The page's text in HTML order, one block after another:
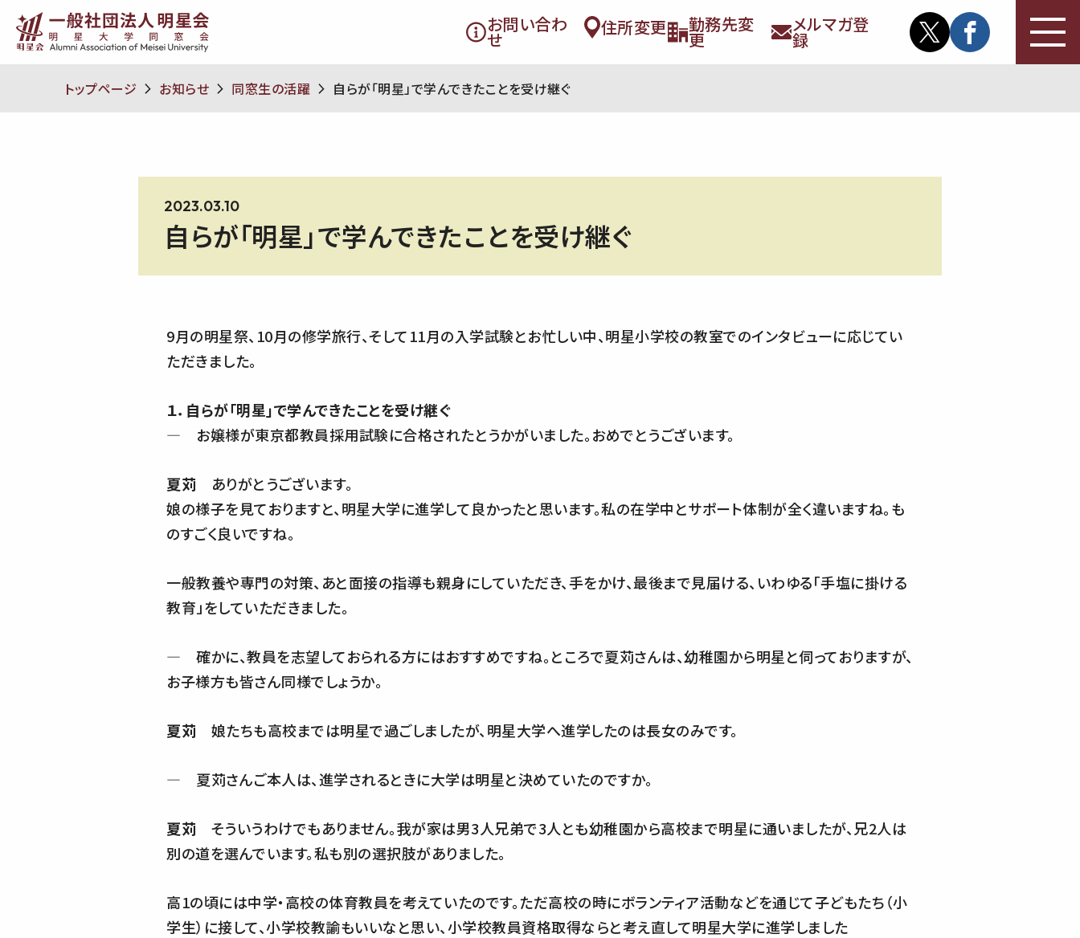
お問い合わ
せ
住所変更 勤務先変
更
メルマガ登
録
トップページ お知らせ 同窓生の活躍 自らが「明星」で学んできたことを受け継ぐ
2023.03.10
自らが「明星」で学んできたことを受け継ぐ
9月の明星祭、10月の修学旅行、そして11月の入学試験とお忙しい中、明星小学校の教室でのインタビューに応じてい
ただきました。
１．自らが「明星」で学んできたことを受け継ぐ
― お嬢様が東京都教員採用試験に合格されたとうかがいました。おめでとうございます。
夏苅 ありがとうございます。
娘の様子を見ておりますと、明星大学に進学して良かったと思います。私の在学中とサポート体制が全く違いますね。も
のすごく良いですね。
一般教養や専門の対策、あと面接の指導も親身にしていただき、手をかけ、最後まで見届ける、いわゆる「手塩に掛ける
教育」をしていただきました。
― 確かに、教員を志望しておられる方にはおすすめですね。ところで夏苅さんは、幼稚園から明星と伺っておりますが、
お子様方も皆さん同様でしょうか。
夏苅 娘たちも高校までは明星で過ごしましたが、明星大学へ進学したのは長女のみです。
― 夏苅さんご本人は、進学されるときに大学は明星と決めていたのですか。
夏苅 そういうわけでもありません。我が家は男3人兄弟で3人とも幼稚園から高校まで明星に通いましたが、兄2人は
別の道を選んでいます。私も別の選択肢がありました。
高1の頃には中学・高校の体育教員を考えていたのです。ただ高校の時にボランティア活動などを通じて子どもたち（小
学生）に接して、小学校教諭もいいなと思い、小学校教員資格取得ならと考え直して明星大学に進学しました